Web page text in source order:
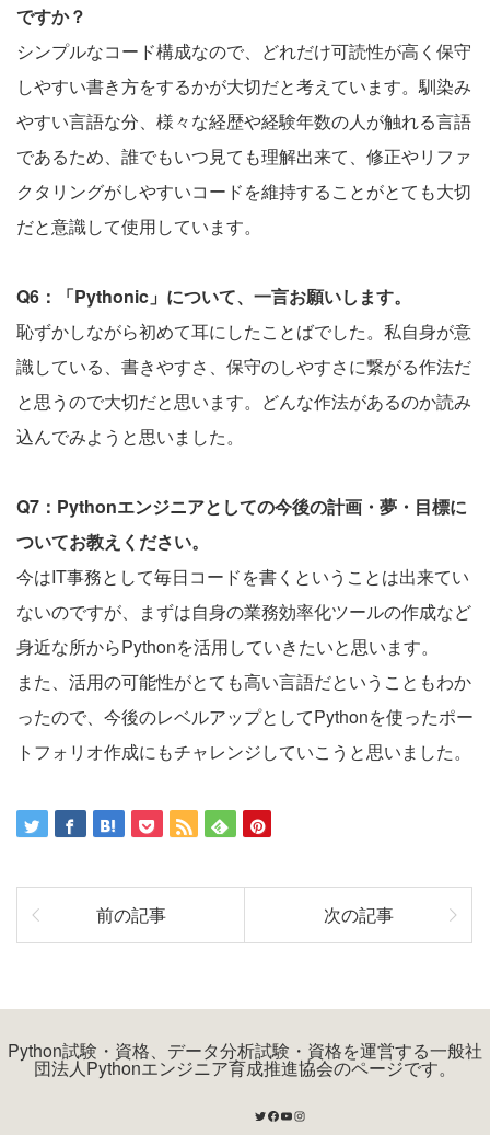
ですか？
シンプルなコード構成なので、どれだけ可読性が高く保守
しやすい書き方をするかが大切だと考えています。馴染み
やすい言語な分、様々な経歴や経験年数の人が触れる言語
であるため、誰でもいつ見ても理解出来て、修正やリファ
クタリングがしやすいコードを維持することがとても大切
だと意識して使用しています。
Q6：「Pythonic」について、一言お願いします。
恥ずかしながら初めて耳にしたことばでした。私自身が意
識している、書きやすさ、保守のしやすさに繋がる作法だ
と思うので大切だと思います。どんな作法があるのか読み
込んでみようと思いました。
Q7：Pythonエンジニアとしての今後の計画・夢・目標に
ついてお教えください。
今はIT事務として毎日コードを書くということは出来てい
ないのですが、まずは自身の業務効率化ツールの作成など
身近な所からPythonを活用していきたいと思います。
また、活用の可能性がとても高い言語だということもわか
ったので、今後のレベルアップとしてPythonを使ったポー
トフォリオ作成にもチャレンジしていこうと思いました。
前の記事 次の記事
Python試験・資格、データ分析試験・資格を運営する一般社
団法人Pythonエンジニア育成推進協会のページです。
Twitter
Facebook
YouTube
Instagram